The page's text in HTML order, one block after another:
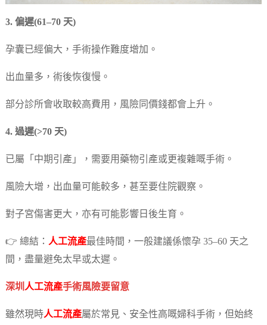
3. 偏遲(61–70 天)
孕囊已經偏大，手術操作難度增加。
出血量多，術後恢復慢。
部分診所會收取較高費用，風險同價錢都會上升。
4. 過遲(>70 天)
已屬「中期引產」，需要用藥物引產或更複雜嘅手術。
風險大增，出血量可能較多，甚至要住院觀察。
對子宮傷害更大，亦有可能影響日後生育。
👉 總結： 人工流產最佳時間，一般建議係懷孕 35–60 天之
間，盡量避免太早或太遲。
深圳 人工流產手術風險要留意
雖然現時人工流產屬於常見、安全性高嘅婦科手術，但始終